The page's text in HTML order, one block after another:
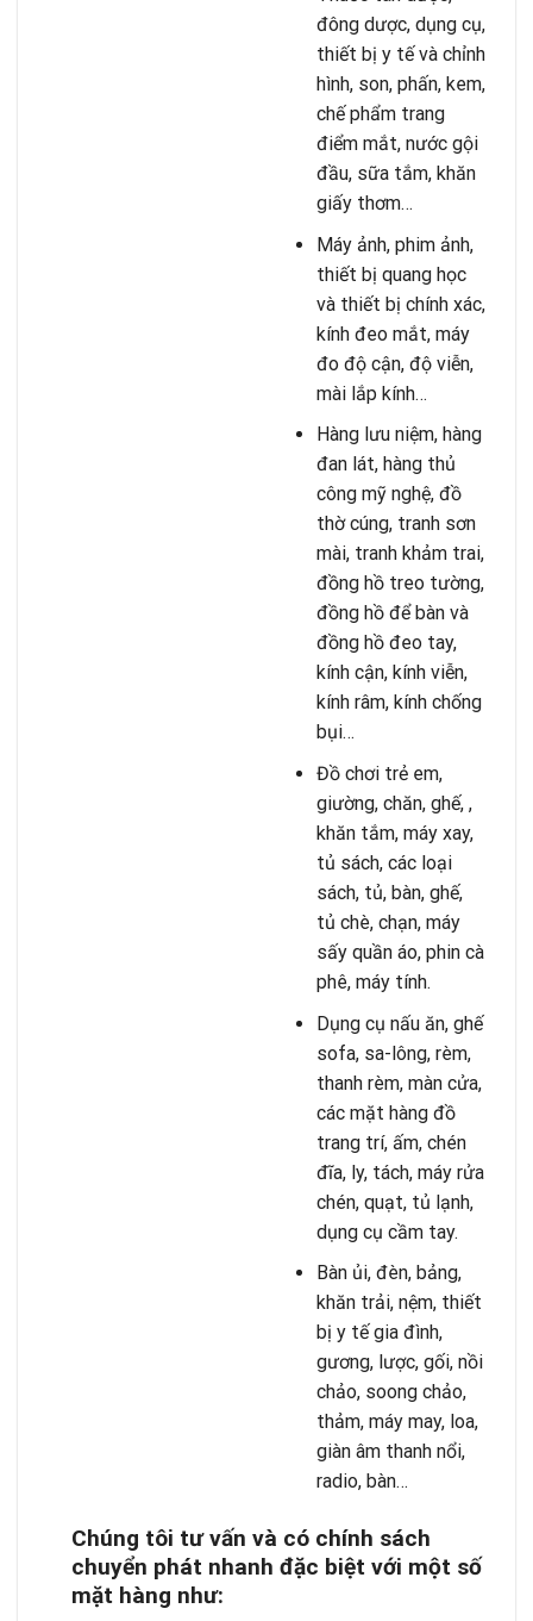
đông dược, dụng cụ,
thiết bị y tế và chỉnh
hình, son, phấn, kem,
chế phẩm trang
điểm mắt, nước gội
đầu, sữa tắm, khăn
giấy thơm…
Máy ảnh, phim ảnh,
thiết bị quang học
và thiết bị chính xác,
kính đeo mắt, máy
đo độ cận, độ viễn,
mài lắp kính…
Hàng lưu niệm, hàng
đan lát, hàng thủ
công mỹ nghệ, đồ
thờ cúng, tranh sơn
mài, tranh khảm trai,
đồng hồ treo tường,
đồng hồ để bàn và
đồng hồ đeo tay,
kính cận, kính viễn,
kính râm, kính chống
bụi…
Đồ chơi trẻ em,
giường, chăn, ghế, ,
khăn tắm, máy xay,
tủ sách, các loại
sách, tủ, bàn, ghế,
tủ chè, chạn, máy
sấy quần áo, phin cà
phê, máy tính.
Dụng cụ nấu ăn, ghế
sofa, sa-lông, rèm,
thanh rèm, màn cửa,
các mặt hàng đồ
trang trí, ấm, chén
đĩa, ly, tách, máy rửa
chén, quạt, tủ lạnh,
dụng cụ cầm tay.
Bàn ủi, đèn, bảng,
khăn trải, nệm, thiết
bị y tế gia đình,
gương, lược, gối, nồi
chảo, soong chảo,
thảm, máy may, loa,
giàn âm thanh nổi,
radio, bàn…
Chúng tôi tư vấn và có chính sách
chuyển phát nhanh đặc biệt với một số
mặt hàng như: